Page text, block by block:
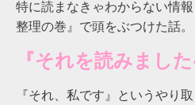
特に読まなきゃわからない情
整理の巻』で頭をぶつけた話。
『それを読みました
『それ、私です』というやり